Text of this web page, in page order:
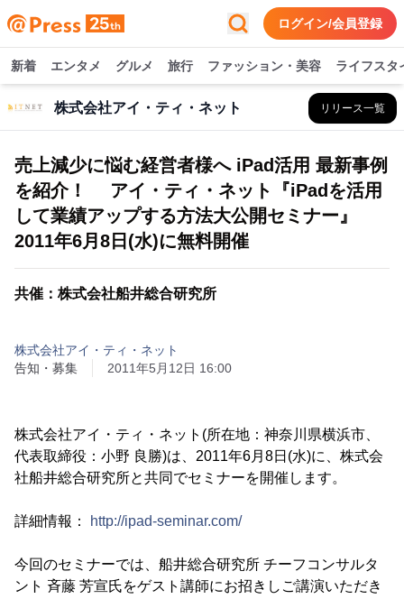
ログイン/会員登録
新着 エンタメ グルメ 旅行 ファッション・美容 ライフスタ
株式会社アイ・ティ・ネット リリース一覧
売上減少に悩む経営者様へ iPad活用 最新事例
を紹介！ アイ・ティ・ネット『iPadを活用
して業績アップする方法大公開セミナー』
2011年6月8日(水)に無料開催
共催：株式会社船井総合研究所
株式会社アイ・ティ・ネット
告知・募集
2011年5月12日 16:00
株式会社アイ・ティ・ネット(所在地：神奈川県横浜市、
代表取締役：小野 良勝)は、2011年6月8日(水)に、株式会
社船井総合研究所と共同でセミナーを開催します。
詳細情報： http://ipad-seminar.com/
今回のセミナーでは、船井総合研究所 チーフコンサルタ
ント 斉藤 芳宣氏をゲスト講師にお招きしご講演いただき